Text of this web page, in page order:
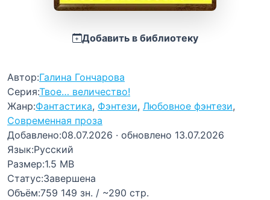
Добавить в библиотеку
Автор:Галина Гончарова
Серия:Твое… величество!
Жанр:Фантастика, Фэнтези, Любовное фэнтези,
Современная проза
Добавлено:08.07.2026 · обновлено 13.07.2026
Язык:Русский
Размер:1.5 MB
Статус:Завершена
Объём:759 149 зн. / ~290 стр.